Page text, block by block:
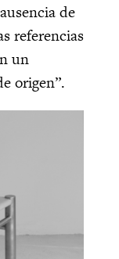
de
referencias
un
origen”.